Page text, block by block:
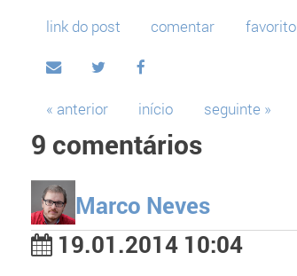
link do post comentar favorito
« anterior início seguinte »
9 comentários
Marco Neves
19.01.2014 10:04